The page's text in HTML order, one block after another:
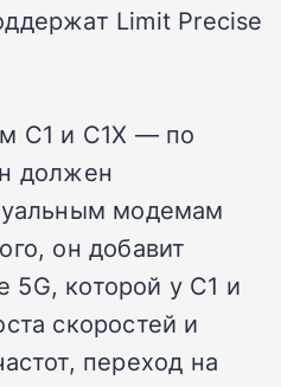
Limit Precise
C1 и C1X — по
должен
модемам
он добавит
5G, которой у C1 и
скоростей и
переход на